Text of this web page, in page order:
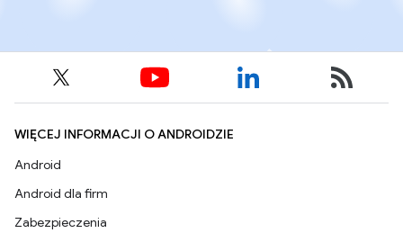
WIĘCEJ INFORMACJI O ANDROIDZIE
Android
Android dla firm
Zabezpieczenia